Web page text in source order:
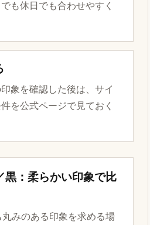
入後のイメージが具体的にな
ト例を掲載します。足元だけ
確認し、最後に公式ページで
件を確認してください。
然にかかると、約6cmアッ
なじみやすくなります。